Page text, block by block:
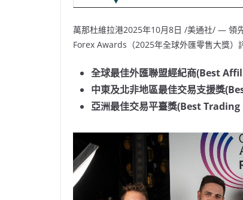
萬那杜維拉港2025年10月8日 /美通社/ — 領
Forex Awards（2025年全球外匯零售大獎）
全球最佳外匯聯盟經紀商(Best
中東及北非地區最佳交易支援獎
亞洲最佳交易平臺獎(Best